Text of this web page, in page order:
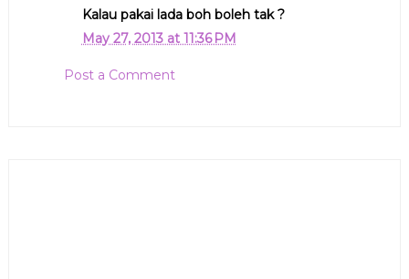
Kalau pakai lada boh boleh tak ?
May 27, 2013 at 11:36 PM
Post a Comment